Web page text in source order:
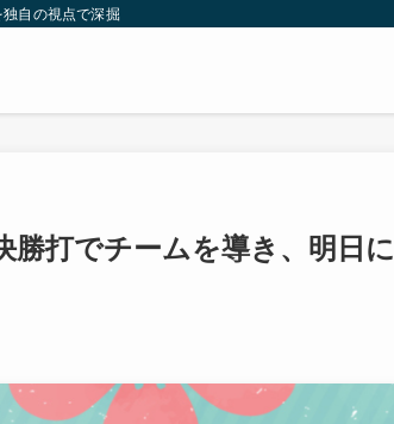
自の視点で深掘りしたコンテンツをお届けします。
勝打でチームを導き、明日に